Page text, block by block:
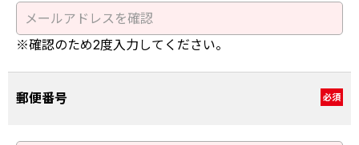
※確認のため2度入力してください。
郵便番号 必須